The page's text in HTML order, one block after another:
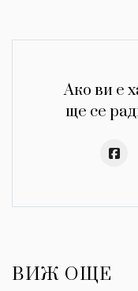
Ако ви е
ще се
ВИЖ ОЩЕ